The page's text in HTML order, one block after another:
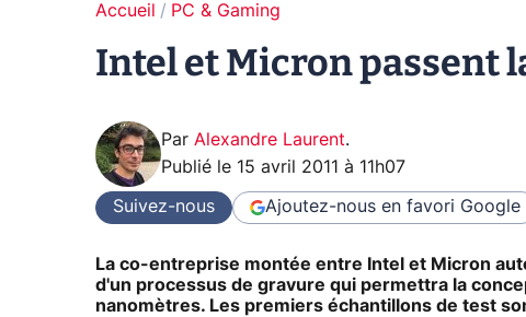
Accueil PC & Gaming
Intel et Micron passent
Par Alexandre Laurent.
Publié le 15 avril 2011 à 11h07
Suivez-nous Ajoutez-nous en favori Google
La co-entreprise montée entre Intel et Micron
d'un processus de gravure qui permettra la
nanomètres. Les premiers échantillons de test